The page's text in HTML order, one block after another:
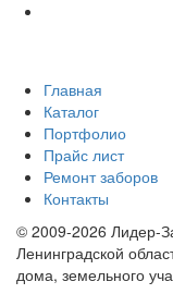
Главная
Каталог
Портфолио
Прайс лист
Ремонт заборов
Контакты
© 2009-2026 Лидер-
Ленинградской
дома, земельного